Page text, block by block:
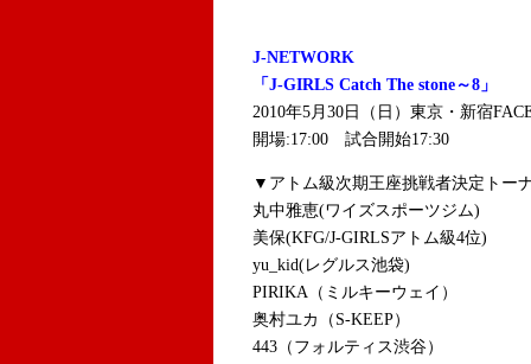
J-NETWORK
「J-GIRLS Catch The stone～8」
2010年5月30日（日）東京・新宿
開場:17:00 試合開始17:30
▼アトム級次期王座挑戦者決定トー
丸中雅恵(ワイズスポーツジム)
美保(KFG/J-GIRLSアトム級4位)
yu_kid(レグルス池袋)
PIRIKA（ミルキーウェイ）
奥村ユカ（S-KEEP）
443（フォルティス渋谷）